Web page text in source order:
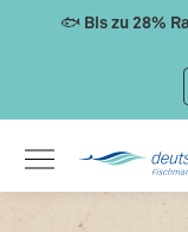
Zum Hauptinhalt
🐟 Bis zu 28%